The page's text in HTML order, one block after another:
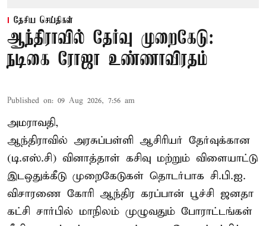
தேசிய செய்திகள்
ஆந்திராவில் தேர்வு முறைகேடு:
நடிகை ரோஜா உண்ணாவிரதம்
Published on: 09 Aug 2026, 7:56 am
அமராவதி,
ஆந்திராவில் அரசுப்பள்ளி ஆசிரியர் தேர்வுக்கான
(டி.எஸ்.சி) வினாத்தாள் கசிவு மற்றும் விளையாட்டு
இடஒதுக்கீடு முறைகேடுகள் தொடர்பாக சி.பி.ஐ.
விசாரணை கோரி ஆந்திர கரப்பான் பூச்சி ஜனதா
கட்சி சார்பில் மாநிலம் முழுவதும் போராட்டங்கள்